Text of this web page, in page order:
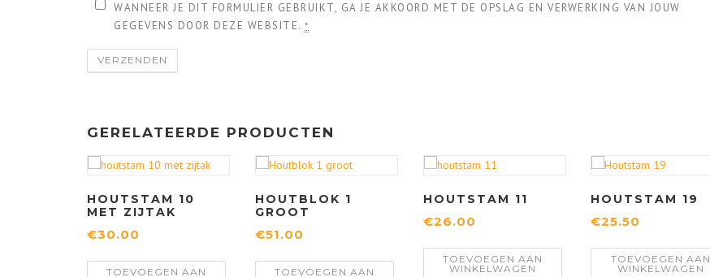
WANNEER JE DIT FORMULIER GEBRUIKT, GA JE AKKOORD MET DE OPSLAG EN VERWERKING VAN JOUW
GEGEVENS DOOR DEZE WEBSITE. *
GERELATEERDE PRODUCTEN
HOUTSTAM 10
MET ZIJTAK
€30.00
TOEVOEGEN AAN
HOUTBLOK 1
GROOT
€51.00
TOEVOEGEN AAN
HOUTSTAM 11
€26.00
TOEVOEGEN AAN
WINKELWAGEN
HOUTSTAM 19
€25.50
TOEVOEGEN AAN
WINKELWAGEN